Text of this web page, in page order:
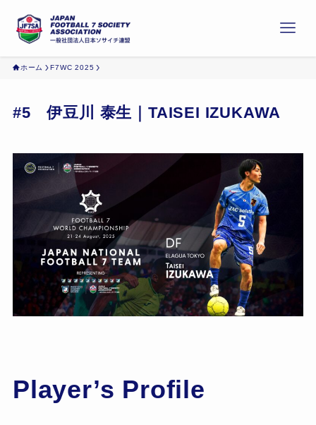
ホーム F7WC 2025
#5 伊豆川 泰生｜TAISEI IZUKAWA
Player’s Profile